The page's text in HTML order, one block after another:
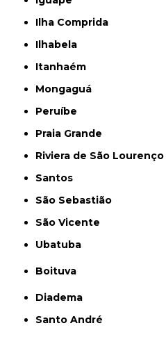
Ilha Comprida
Ilhabela
Itanhaém
Mongaguá
Peruíbe
Praia Grande
Riviera de São Lourenço
Santos
São Sebastião
São Vicente
Ubatuba
Boituva
Diadema
Santo André